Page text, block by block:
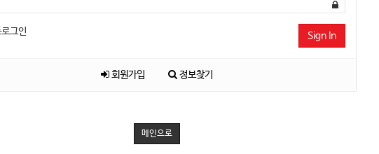
그인 Sign In
회원가입 정보찾기
메인으로